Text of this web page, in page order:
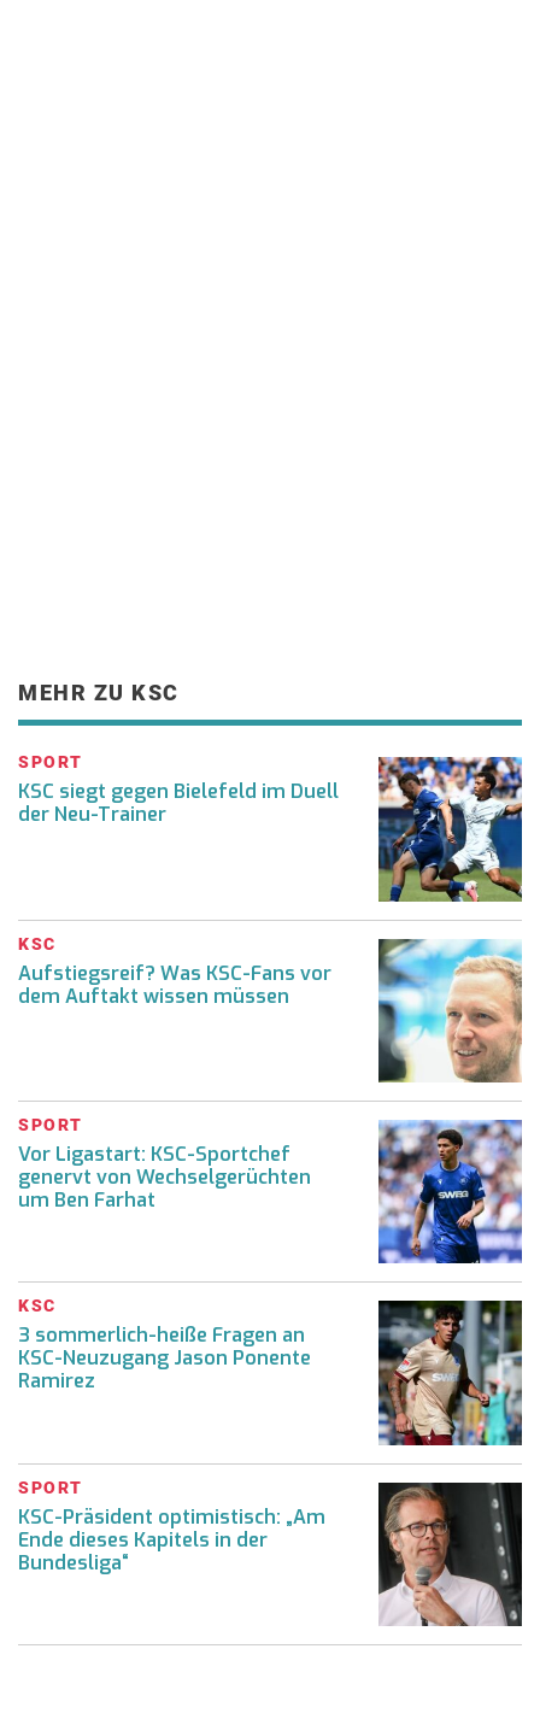
MEHR ZU KSC
SPORT
KSC siegt gegen Bielefeld im Duell
der Neu-Trainer
KSC
Aufstiegsreif? Was KSC-Fans vor
dem Auftakt wissen müssen
SPORT
Vor Ligastart: KSC-Sportchef
genervt von Wechselgerüchten
um Ben Farhat
KSC
3 sommerlich-heiße Fragen an
KSC-Neuzugang Jason Ponente
Ramirez
SPORT
KSC-Präsident optimistisch: „Am
Ende dieses Kapitels in der
Bundesliga“